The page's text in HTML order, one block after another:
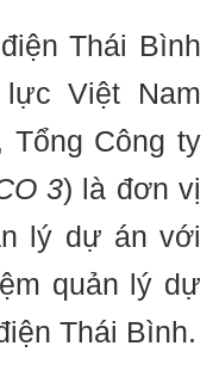
Thái Bình
Việt Nam
Tổng Công ty
3) là đơn vị
lý dự án với
quản lý dự
Thái Bình.